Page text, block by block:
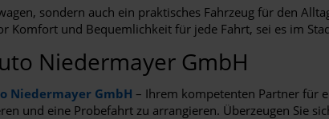
sondern auch ein praktisches Fahrzeug für den
und Bequemlichkeit für jede Fahrt, sei es im
Niedermayer GmbH
Niedermayer GmbH – Ihrem kompetenten Partner für
und eine Probefahrt zu arrangieren. Überzeugen Sie